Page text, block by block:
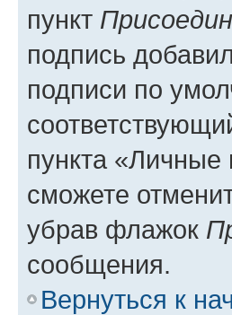
пункт
подпись
подписи по
пункта «Личные
сможете
убрав флажок
сообщения.
Вернуться к